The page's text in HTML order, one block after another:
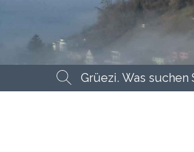
Suchbegriff